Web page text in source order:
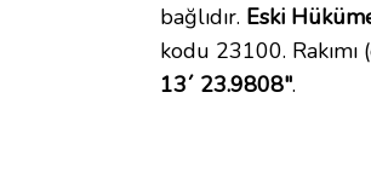
bağlıdır. Eski
kodu 23100.
13´ 23.9808".